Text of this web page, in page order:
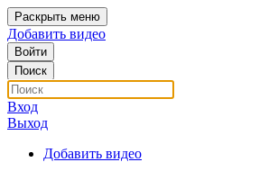
Раскрыть меню
Добавить видео
Войти
Поиск
Вход
Выход
Добавить видео